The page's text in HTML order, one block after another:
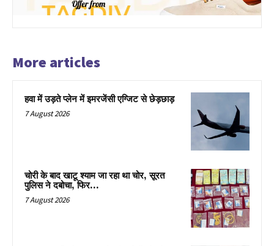
More articles
हवा में उड़ते प्लेन में इमरजेंसी एग्जिट से छेड़छाड़
7 August 2026
चोरी के बाद खाटू श्याम जा रहा था चोर, सूरत
पुलिस ने दबोचा, फिर…
7 August 2026